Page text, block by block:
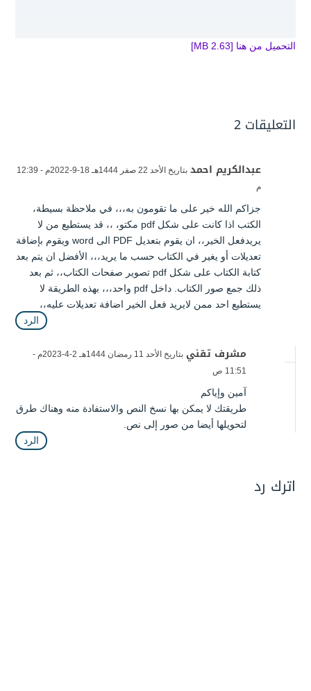
التحميل من هنا [2.63 MB]
التعليقات 2
عبدالكريم احمد
بتاريخ الأحد 22 صفر 1444هـ 18-9-2022م - 12:39
م
جزاكم الله خير على ما تقومون به،،، في ملاحظة بسيطة،
الكتب اذا كانت على شكل pdf مكتو، ،، قد يستطيع من لا
يريدفعل الخير،، ان يقوم بتعديل PDF الى word ويقوم بإضافة
تعديلات أو يغير في الكتاب حسب ما يريد،،، الأفضل ان يتم بعد
كتابة الكتاب على شكل pdf تصوير صفحات الكتاب،، ثم بعد
ذلك جمع صور الكتاب. داخل pdf واحد،،، بهذه الطريقة لا
يستطيع احد ممن لايريد فعل الخير اضافة تعديلات عليه،،
الرد
مشرف تقني
بتاريخ الأحد 11 رمضان 1444هـ 2-4-2023م -
11:51 ص
آمين وإياكم
طريقتك لا يمكن بها نسخ النص والاستفادة منه وهناك طرق
لتحويلها أيضا من صور إلى نص.
الرد
اترك رد